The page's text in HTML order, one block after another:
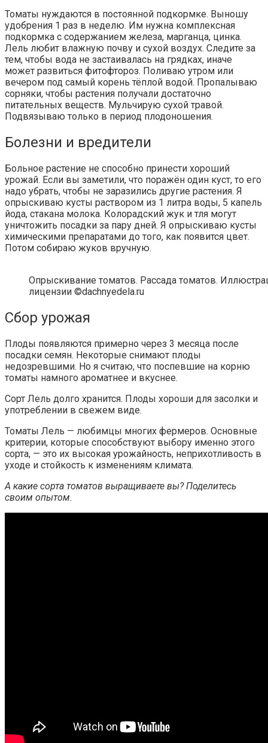
Томаты нуждаются в постоянной подкормке. Выношу
удобрения 1 раз в неделю. Им нужна комплексная
подкормка с содержанием железа, марганца, цинка.
Лель любит влажную почву и сухой воздух. Следите за
тем, чтобы вода не застаивалась на грядках, иначе
может развиться фитофтороз. Поливаю утром или
вечером под самый корень тёплой водой. Пропалываю
сорняки, чтобы растения получали достаточно
питательных веществ. Мульчирую сухой травой.
Подвязываю только в период плодоношения.
Болезни и вредители
Больное растение не способно принести хороший
урожай. Если вы заметили, что поражён один куст, то его
надо убрать, чтобы не заразились другие растения. Я
опрыскиваю кусты раствором из 1 литра воды, 5 капель
йода, стакана молока. Колорадский жук и тля могут
уничтожить посадки за пару дней. Я опрыскиваю кусты
химическими препаратами до того, как появится цвет.
Потом собираю жуков вручную.
Опрыскивание томатов. Рассада томатов.
лицензии ©dachnyedela.ru
Сбор урожая
Плоды появляются примерно через 3 месяца после
посадки семян. Некоторые снимают плоды
недозревшими. Но я считаю, что поспевшие на корню
томаты намного ароматнее и вкуснее.
Сорт Лель долго хранится. Плоды хороши для засолки и
употреблении в свежем виде.
Томаты Лель — любимцы многих фермеров. Основные
критерии, которые способствуют выбору именно этого
сорта, — это их высокая урожайность, неприхотливость в
уходе и стойкость к изменениям климата.
А какие сорта томатов выращиваете вы? Поделитесь
своим опытом.